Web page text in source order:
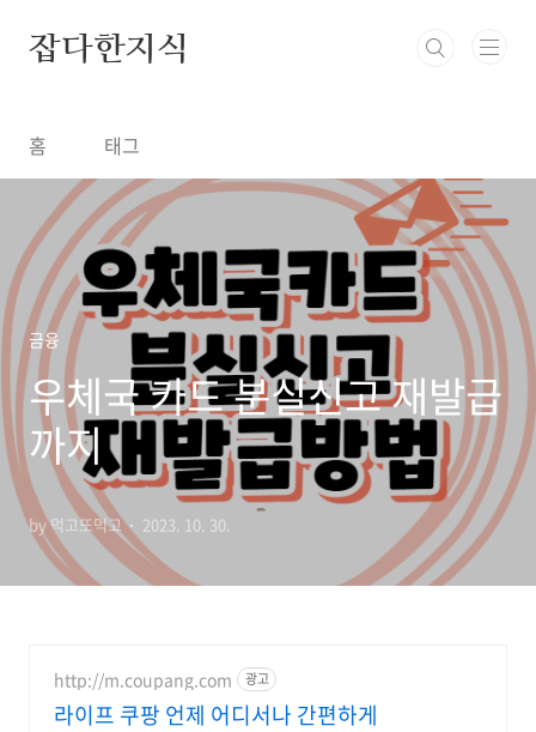
잡다한지식
홈 태그
금융
우체국 카드 분실신고 재발급
까지
by 먹고또먹고 2023. 10. 30.
http://m.coupang.com 광고
라이프 쿠팡 언제 어디서나 간편하게